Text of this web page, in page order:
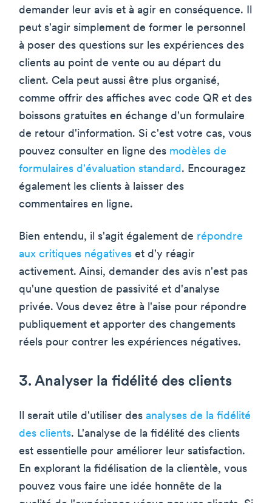
demander leur avis et à agir en conséquence. Il
peut s'agir simplement de former le personnel
à poser des questions sur les expériences des
clients au point de vente ou au départ du
client. Cela peut aussi être plus organisé,
comme offrir des affiches avec code QR et des
boissons gratuites en échange d'un formulaire
de retour d'information. Si c'est votre cas, vous
pouvez consulter en ligne des modèles de
formulaires d'évaluation standard. Encouragez
également les clients à laisser des
commentaires en ligne.
Bien entendu, il s'agit également de répondre
aux critiques négatives et d'y réagir
activement. Ainsi, demander des avis n'est pas
qu'une question de passivité et d'analyse
privée. Vous devez être à l'aise pour répondre
publiquement et apporter des changements
réels pour contrer les expériences négatives.
3. Analyser la fidélité des clients
Il serait utile d'utiliser des analyses de la fidélité
des clients. L'analyse de la fidélité des clients
est essentielle pour améliorer leur satisfaction.
En explorant la fidélisation de la clientèle, vous
pouvez vous faire une idée honnête de la